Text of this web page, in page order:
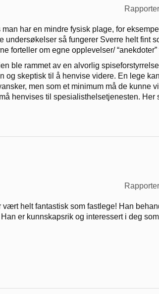
har en mindre fysisk plage, for
så fungerer Sverre helt fint
forteller om egne opplevelser/ “anekdoter”
ble rammet av en alvorlig
og skeptisk til å henvise videre. En lege
men som et minimum må de kunne
henvises til spesialisthelsetjenesten. Her
helt fantastisk som fastlege! Han
er kunnskapsrik og interessert i deg